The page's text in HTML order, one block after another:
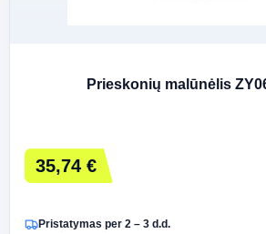
Prieskonių malūnėlis
35,74 €
Pristatymas per 2 – 3 d.d.